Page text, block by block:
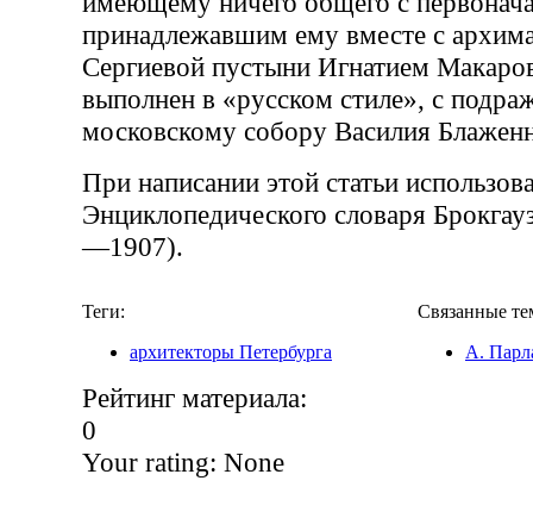
принадлежавшим ему вместе с
Сергиевой пустыни Игнатием
выполнен в «русском стиле», с
московскому собору Василия
При написании этой статьи
Энциклопедического словаря
—1907).
Теги:
архитекторы Петербурга
Связанные
А.
Рейтинг материала:
0
Your rating: None